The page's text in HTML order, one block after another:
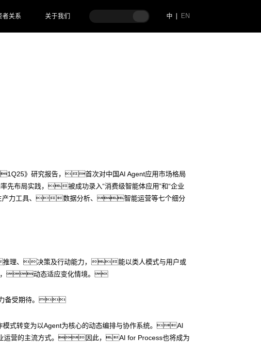
者关系 关于我们 中 EN
》研究报告，首次对中国AI Agent应用市场格局
先布局实践，被成功录入“消费级智能体应用”和“企业
力工具、数据分析、智能运营等七个细分
推理、决策及行动能力，能以类人模式与用户或
，动态适应变化情境。
力备受期待。
式转变为以Agent为核心的动态编排与协作系统。AI
营的主流方式。因此，AI for Process也将成为